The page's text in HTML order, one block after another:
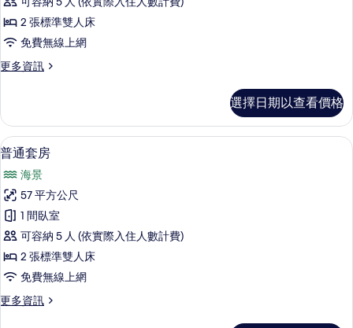
雙
人
房
的
有
相
片
2 張標準雙人床
免費無線上網
更多資訊
更
部
雙
人
房
的
詳
情
選擇日期以查看價格
顯
示
普
通
套
房
的
所
有
普通套房 | 免費迷你吧物品、客房內
9
普通套房
海景
57 平方公尺
1 間臥室
可容納 5 人 (依實際入住人數計費)
2 張標準雙人床
免費無線上網
更多資訊
更